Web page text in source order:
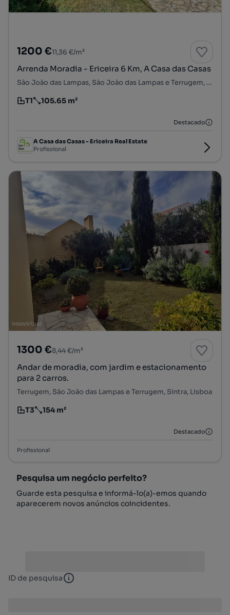
1200 €11,36 €/m²
Arrenda Moradia - Ericeira 6 Km, A Casa das Casas
São João das Lampas, São João das Lampas e Terrugem, Sintra, Lisboa
Tipologia
T1
Preço por metro quadrado
105.65 m²
Destacado
A Casa das Casas - Ericeira Real Estate
Profissional
1300 €8,44 €/m²
Andar de moradia, com jardim e estacionamento
para 2 carros.
Terrugem, São João das Lampas e Terrugem, Sintra, Lisboa
Tipologia
T3
Preço por metro quadrado
154 m²
Destacado
Profissional
Pesquisa um negócio perfeito?
Guarde esta pesquisa e informá-lo(a)-emos quando
aparecerem novos anúncios coincidentes.
ID de pesquisa ID de pesquisa